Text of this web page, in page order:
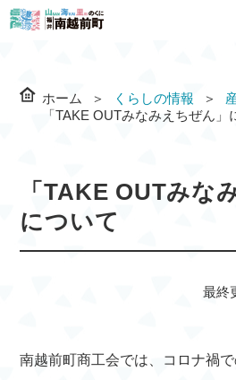
ホーム くらしの情報
「TAKE OUTみなみえちぜん
「TAKE OUTみな
について
最終
南越前町商工会では、コロナ禍